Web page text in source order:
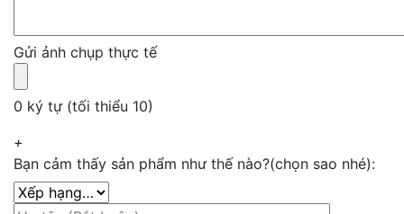
Gửi ảnh chụp thực tế
0 ký tự (tối thiểu 10)
+
Bạn cảm thấy sản phẩm như thế nào?(chọn sao nhé):